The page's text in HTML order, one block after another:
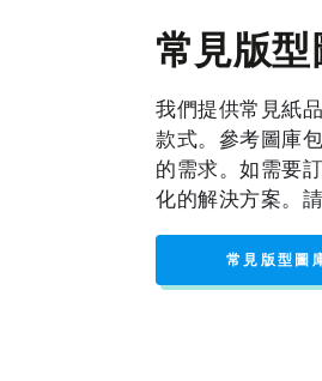
常見版
我們提供常見紙
款式。參考圖庫
的需求。如需要
化的解決方案。
常見版型圖